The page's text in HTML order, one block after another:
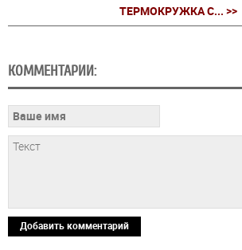
ТЕРМОКРУЖКА С... >>
КОММЕНТАРИИ:
Добавить комментарий